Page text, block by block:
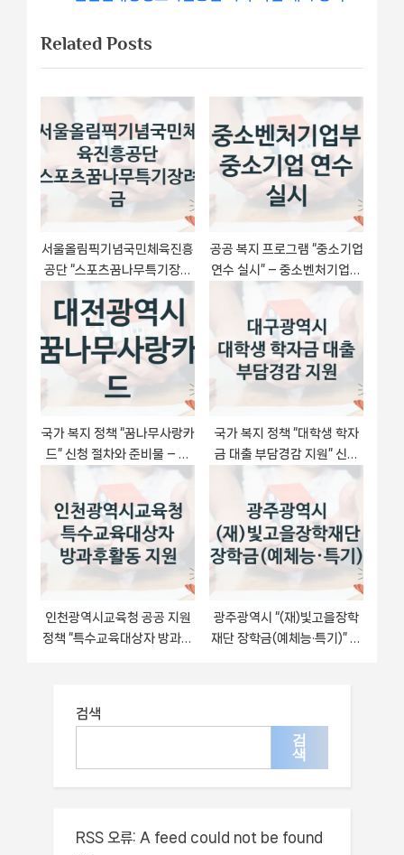
게
이
o
u
s
P
o
s
t
P
s
:
Related Posts
서울올림픽기념국민체육진흥
공단 “스포츠꿈나무특기장려
금” 복지 지원혜택 – 자격 조
건과 구비 서류
공공 복지 프로그램 “중소기업
연수 실시” – 중소벤처기업부
신청 대상 및 제출 서류
국가 복지 정책 “꿈나무사랑카
드” 신청 절차와 준비물 – 대
국가 복지 정책 “대학생 학자
금 대출 부담경감 지원” 신청
대상 및 자격 조건 – 대구광역
인천광역시교육청 공공 지원
정책 “특수교육대상자 방과후
광주광역시 “(재)빛고을장학
재단 장학금(예체능·특기)” 복
검색
검
색
RSS 오류: A feed could not be found